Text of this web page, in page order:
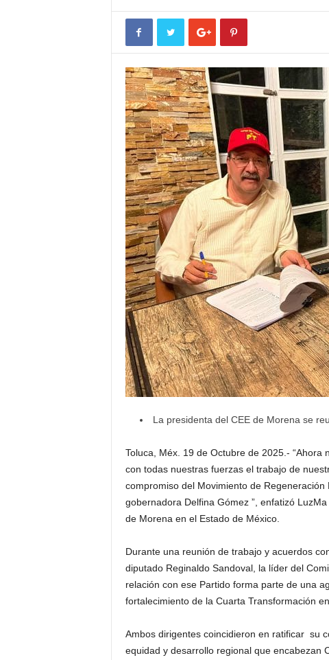
La presidenta del CEE de Morena se
Toluca, Méx. 19 de Octubre de 2025.-
con todas nuestras fuerzas el trabajo de
compromiso del Movimiento de
gobernadora Delfina Gómez ”, enfatizó
de Morena en el Estado de México.
Durante una reunión de trabajo y acuerdos
diputado Reginaldo Sandoval, la líder del
relación con ese Partido forma parte de una
fortalecimiento de la Cuarta Transformación
Ambos dirigentes coincidieron en ratificar su
equidad y desarrollo regional que encabezan